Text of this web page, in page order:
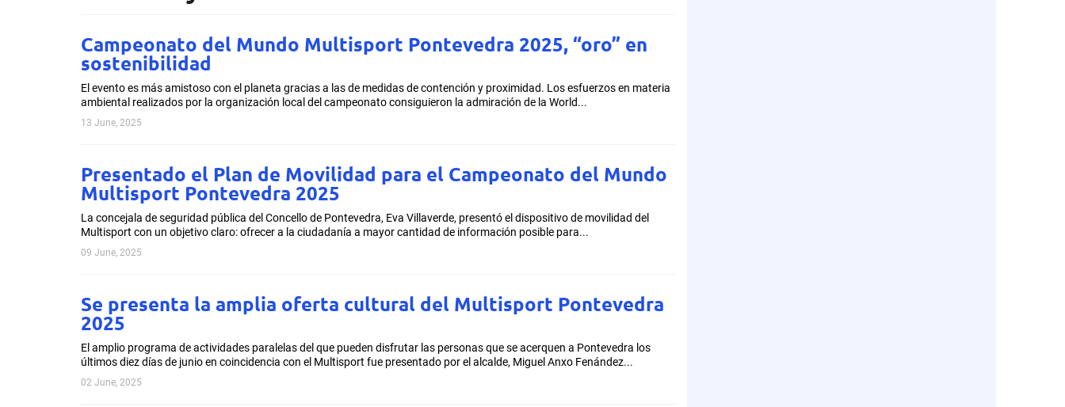
Campeonato del Mundo Multisport Pontevedra 2025, “oro” en
sostenibilidad
El evento es más amistoso con el planeta gracias a las de medidas de contención y proximidad. Los esfuerzos en materia
ambiental realizados por la organización local del campeonato consiguieron la admiración de la World...
13 June, 2025
Presentado el Plan de Movilidad para el Campeonato del Mundo
Multisport Pontevedra 2025
La concejala de seguridad pública del Concello de Pontevedra, Eva Villaverde, presentó el dispositivo de movilidad del
Multisport con un objetivo claro: ofrecer a la ciudadanía a mayor cantidad de información posible para...
09 June, 2025
Se presenta la amplia oferta cultural del Multisport Pontevedra
2025
El amplio programa de actividades paralelas del que pueden disfrutar las personas que se acerquen a Pontevedra los
últimos diez días de junio en coincidencia con el Multisport fue presentado por el alcalde, Miguel Anxo Fenández...
02 June, 2025